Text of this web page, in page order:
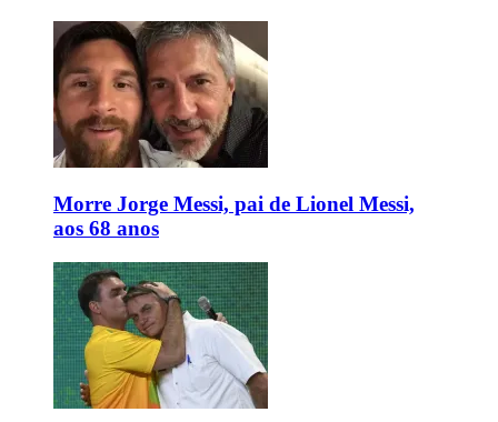
Morre Jorge Messi, pai de Lionel Messi,
aos 68 anos